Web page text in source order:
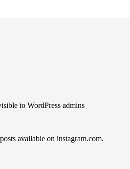
to WordPress admins
available on instagram.com.